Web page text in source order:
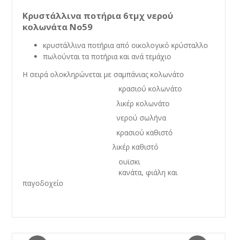
Κρυστάλλινα ποτήρια 6τμχ νερού
κολωνάτα No59
κρυστάλλινα ποτήρια από οικολογικό κρύσταλλο
πωλούνται τα ποτήρια και ανά τεμάχιο
Η σειρά ολοκληρώνεται με σαμπάνιας κολωνάτο
κρασιού κολωνάτο
λικέρ κολωνάτο
νερού σωλήνα
κρασιού καθιστό
λικέρ καθιστό
ουϊσκι
κανάτα, φιάλη και
παγοδοχείο